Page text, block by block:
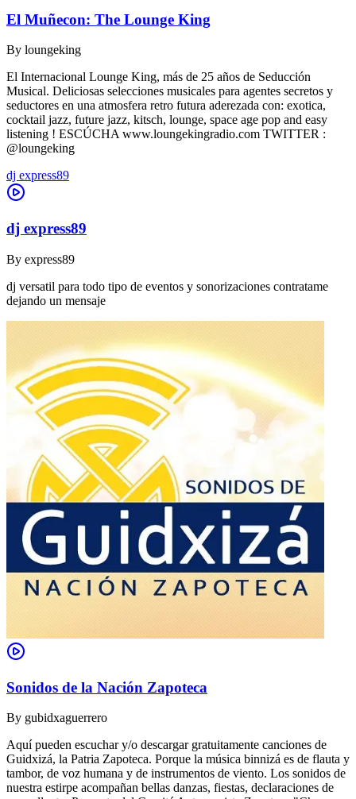
El Muñecon: The Lounge King
By loungeking
El Internacional Lounge King, más de 25 años de Seducción
Musical. Deliciosas selecciones musicales para agentes secretos y
seductores en una atmosfera retro futura aderezada con: exotica,
cocktail jazz, future jazz, kitsch, lounge, space age pop and easy
listening ! ESCÚCHA www.loungekingradio.com TWITTER :
@loungeking
dj express89
dj express89
By express89
dj versatil para todo tipo de eventos y sonorizaciones contratame
dejando un mensaje
Sonidos de la Nación Zapoteca
By gubidxaguerrero
Aquí pueden escuchar y/o descargar gratuitamente canciones de
Guidxizá, la Patria Zapoteca. Porque la música binnizá es de flauta y
tambor, de voz humana y de instrumentos de viento. Los sonidos de
nuestra estirpe acompañan bellas danzas, fiestas, declaraciones de